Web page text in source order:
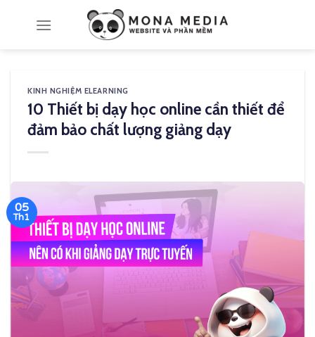
KINH NGHIỆM ELEARNING
10 Thiết bị dạy học online cần thiết để
đảm bảo chất lượng giảng dạy
05
Th1